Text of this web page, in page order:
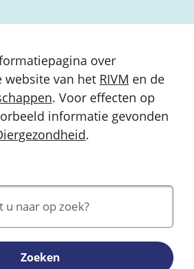
over
van het RIVM en de
. Voor effecten op
informatie gevonden
.
Zoeken